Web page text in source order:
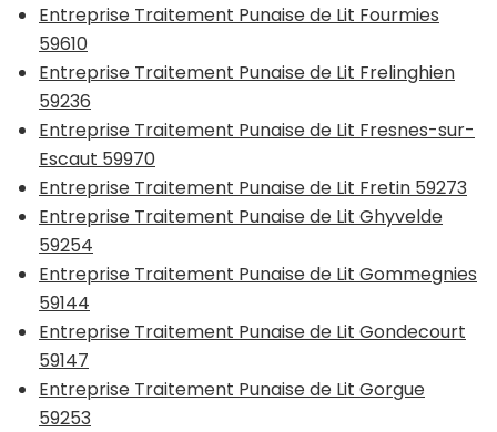
Entreprise Traitement Punaise de Lit Fourmies
59610
Entreprise Traitement Punaise de Lit Frelinghien
59236
Entreprise Traitement Punaise de Lit Fresnes-sur-
Escaut 59970
Entreprise Traitement Punaise de Lit Fretin 59273
Entreprise Traitement Punaise de Lit Ghyvelde
59254
Entreprise Traitement Punaise de Lit Gommegnies
59144
Entreprise Traitement Punaise de Lit Gondecourt
59147
Entreprise Traitement Punaise de Lit Gorgue
59253